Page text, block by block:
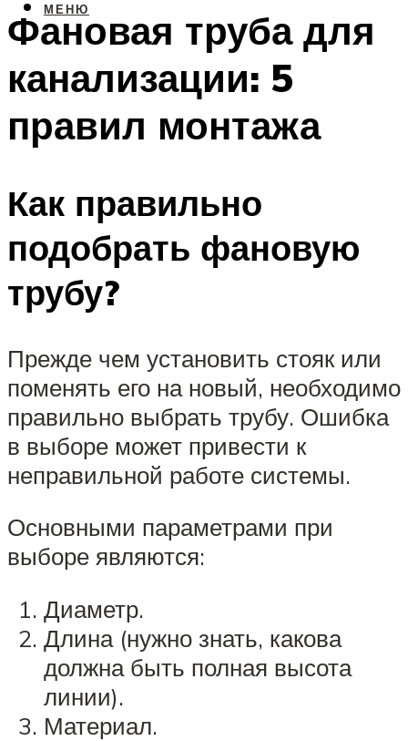
МЕНЮ
Фановая труба для
канализации: 5
правил монтажа
Как правильно
подобрать фановую
трубу?
Прежде чем установить стояк или
поменять его на новый, необходимо
правильно выбрать трубу. Ошибка
в выборе может привести к
неправильной работе системы.
Основными параметрами при
выборе являются:
Диаметр.
Длина (нужно знать, какова
должна быть полная высота
линии).
Материал.